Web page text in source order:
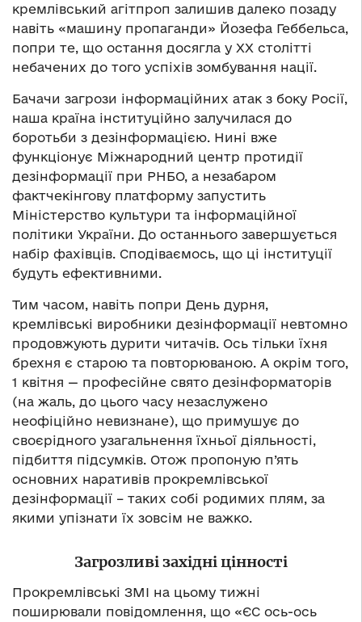
кремлівський агітпроп залишив далеко позаду
навіть «машину пропаганди» Йозефа Геббельса,
попри те, що остання досягла у ХХ столітті
небачених до того успіхів зомбування нації.
Бачачи загрози інформаційних атак з боку Росії,
наша країна інституційно залучилася до
боротьби з дезінформацією. Нині вже
функціонує Міжнародний центр протидії
дезінформації при РНБО, а незабаром
фактчекінгову платформу запустить
Міністерство культури та інформаційної
політики України. До останнього завершується
набір фахівців. Сподіваємось, що ці інституції
будуть ефективними.
Тим часом, навіть попри День дурня,
кремлівські виробники дезінформації невтомно
продовжують дурити читачів. Ось тільки їхня
брехня є старою та повторюваною. А окрім того,
1 квітня — професійне свято дезінформаторів
(на жаль, до цього часу незаслужено
неофіційно невизнане), що примушує до
своєрідного узагальнення їхньої діяльності,
підбиття підсумків. Отож пропоную п’ять
основних наративів прокремлівської
дезінформації – таких собі родимих плям, за
якими упізнати їх зовсім не важко.
Загрозливі західні цінності
Прокремлівські ЗМІ на цьому тижні
поширювали повідомлення, що «ЄС ось-ось